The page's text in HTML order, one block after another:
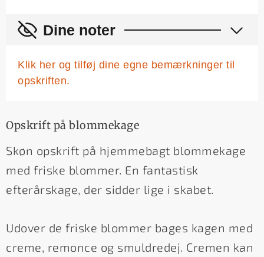
Dine noter
Klik her og tilføj dine egne bemærkninger til
opskriften.
Opskrift på blommekage
Skøn opskrift på hjemmebagt blommekage
med friske blommer. En fantastisk
efterårskage, der sidder lige i skabet.
Udover de friske blommer bages kagen med
creme, remonce og smuldredej. Cremen kan